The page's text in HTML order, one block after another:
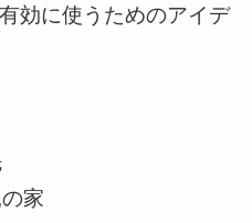
効に使うためのアイデ
家